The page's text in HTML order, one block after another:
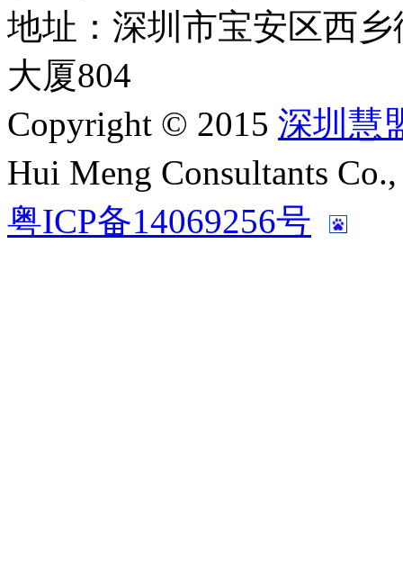
地址：深圳市宝安区西
大厦804
Copyright © 2015 深圳慧
Hui Meng Consultants
粤ICP备14069256号